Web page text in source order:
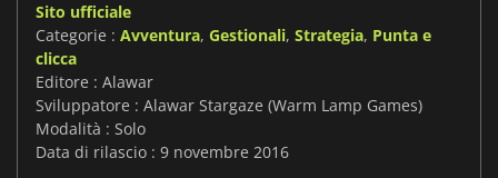
Sito ufficiale
Categorie : Avventura, Gestionali, Strategia, Punta e
clicca
Editore : Alawar
Sviluppatore : Alawar Stargaze (Warm Lamp Games)
Modalità : Solo
Data di rilascio : 9 novembre 2016